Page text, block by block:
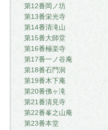
第12番岡ノ坊
第13番栄光寺
第14番清滝山
第15番大師堂
第16番極楽寺
第17番一ノ谷庵
第18番石門洞
第19番木下庵
第20番佛ヶ滝
第21番清見寺
第22番峯之山庵
第23番本堂